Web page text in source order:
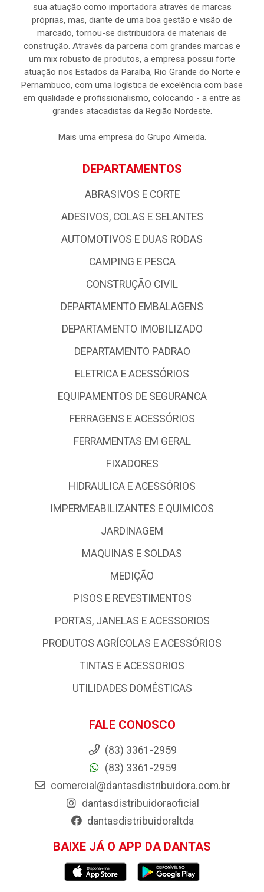
sua atuação como importadora através de marcas
próprias, mas, diante de uma boa gestão e visão de
marcado, tornou-se distribuidora de materiais de
construção. Através da parceria com grandes marcas e
um mix robusto de produtos, a empresa possui forte
atuação nos Estados da Paraíba, Rio Grande do Norte e
Pernambuco, com uma logística de excelência com base
em qualidade e profissionalismo, colocando - a entre as
grandes atacadistas da Região Nordeste.
Mais uma empresa do Grupo Almeida.
DEPARTAMENTOS
ABRASIVOS E CORTE
ADESIVOS, COLAS E SELANTES
AUTOMOTIVOS E DUAS RODAS
CAMPING E PESCA
CONSTRUÇÃO CIVIL
DEPARTAMENTO EMBALAGENS
DEPARTAMENTO IMOBILIZADO
DEPARTAMENTO PADRAO
ELETRICA E ACESSÓRIOS
EQUIPAMENTOS DE SEGURANCA
FERRAGENS E ACESSÓRIOS
FERRAMENTAS EM GERAL
FIXADORES
HIDRAULICA E ACESSÓRIOS
IMPERMEABILIZANTES E QUIMICOS
JARDINAGEM
MAQUINAS E SOLDAS
MEDIÇÃO
PISOS E REVESTIMENTOS
PORTAS, JANELAS E ACESSORIOS
PRODUTOS AGRÍCOLAS E ACESSÓRIOS
TINTAS E ACESSORIOS
UTILIDADES DOMÉSTICAS
FALE CONOSCO
(83) 3361-2959
(83) 3361-2959
comercial@dantasdistribuidora.com.br
dantasdistribuidoraoficial
dantasdistribuidoraltda
BAIXE JÁ O APP DA DANTAS